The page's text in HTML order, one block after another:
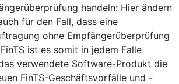
handeln: Hier ändern
für den Fall, dass eine
ohne Empfängerüberprüfung
ist es somit in jedem Falle
verwendete Software-Produkt die
FinTS-Geschäftsvorfälle und -